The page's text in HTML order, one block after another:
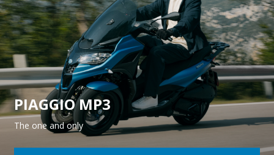
PIAGGIO MP3
The one and only